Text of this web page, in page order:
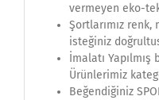
vermeyen eko-
Şortlarımız
isteğiniz
İmalatı
Ürünlerimiz
Beğendiğiniz